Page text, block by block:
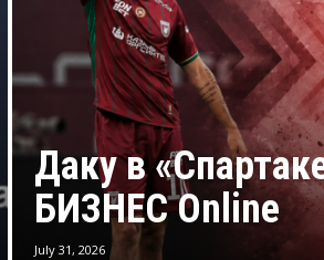
Даку в
БИЗНЕС Online
July 31, 2026